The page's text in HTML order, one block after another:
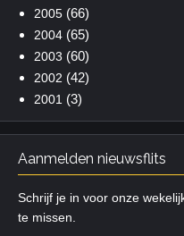
2005(66)
2004(65)
2003 (60)
2002 (42)
2001 (3)
Aanmelden nieuwsflits
Schrijf je in voor onze
te missen.